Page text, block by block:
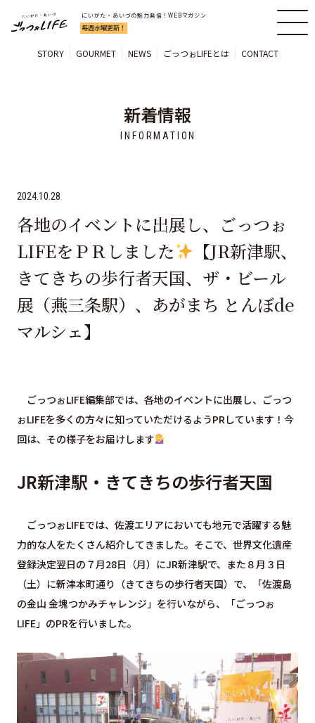
にいがた・あいづの魅力発信！WEBマガジン
毎週水曜更新！
STORY GOURMET NEWS ごっつぉLIFEとは CONTACT
新着情報
INFORMATION
2024.10.28
各地のイベントに出展し、ごっつぉ
LIFEをＰＲしました
【JR新津駅、
きてきちの歩行者天国、ザ・ビール
展（燕三条駅）、あがまち とんぼde
マルシェ】
ごっつぉLIFE編集部では、各地のイベントに出展し、ごっつ
ぉLIFEを多くの方々に知っていただけるようPRしています！今
回は、その様子をお届けします
JR新津駅・きてきちの歩行者天国
ごっつぉLIFEでは、佐渡エリアにおいても地元で活躍する魅
力的な人をたくさん紹介してきました。そこで、世界文化遺産
登録決定翌日の７月28日（月）にJR新津駅で、また８月３日
（土）に新津本町通り（きてきちの歩行者天国）で、「佐渡島
の金山 金塊つかみチャレンジ」を行いながら、「ごっつぉ
LIFE」のPRを行いました。